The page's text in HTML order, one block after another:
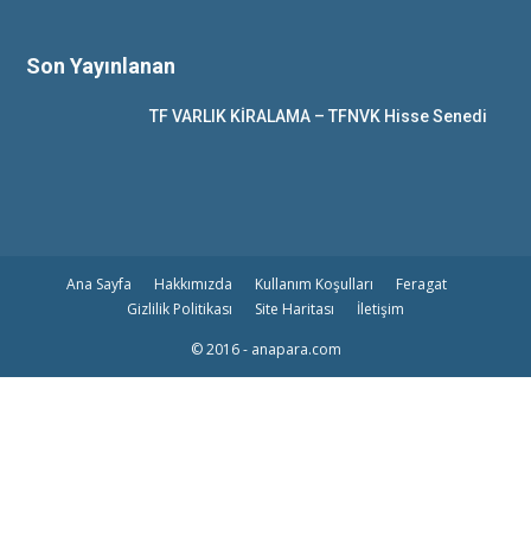
Son Yayınlanan
TF VARLIK KİRALAMA – TFNVK Hisse Senedi
Ana Sayfa Hakkımızda Kullanım Koşulları
Feragat
Gizlilik Politikası
Site Haritası
İletişim
© 2016 - anapara.com